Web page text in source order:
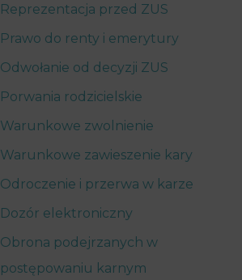
Reprezentacja przed ZUS
Prawo do renty i emerytury
Odwołanie od decyzji ZUS
Porwania rodzicielskie
Warunkowe zwolnienie
Warunkowe zawieszenie kary
Odroczenie i przerwa w karze
Dozór elektroniczny
Obrona podejrzanych w
postępowaniu karnym